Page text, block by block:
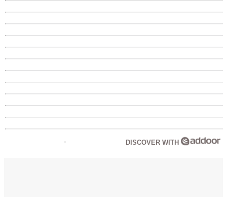
DISCOVER WITH